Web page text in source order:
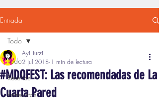
Entrada
Todo
Reseñas
Entrevistas
Todo
#MDQFEST: Las recomendadas de La
Cuarta Pared
Ayi Turzi
2 jul 2018 1 min de lectura